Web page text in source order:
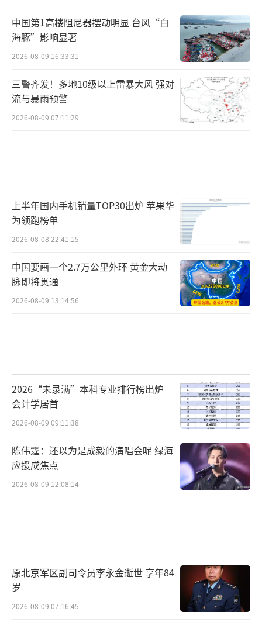
中国第1高楼阻尼器摆动明显 台风“白
海豚”影响显著
2026-08-09 16:33:31
三警齐发！多地10级以上雷暴大风 强对
流与暴雨预警
2026-08-09 07:11:29
上半年国内手机销量TOP30出炉 苹果华
为领跑榜单
2026-08-08 22:41:15
中国要画一个2.7万公里外环 黄金大动
脉即将贯通
2026-08-09 13:14:56
2026“未录满”本科专业排行榜出炉
会计学居首
2026-08-09 09:11:38
陈伟霆：还以为是成毅的演唱会呢 绿海
应援成焦点
2026-08-09 12:08:14
原北京军区副司令员李永金逝世 享年84
岁
2026-08-09 07:16:45